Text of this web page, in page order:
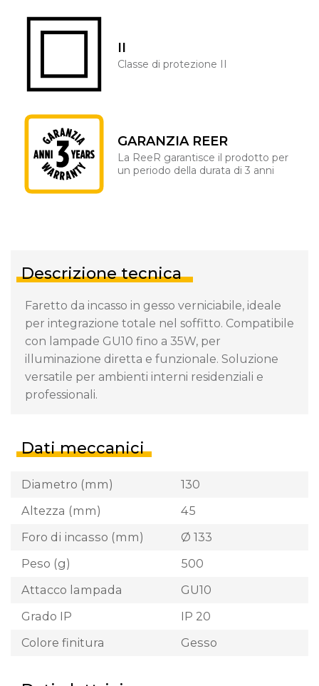
II
Classe di protezione II
GARANZIA REER
La ReeR garantisce il prodotto per
un periodo della durata di 3 anni
Descrizione tecnica
Faretto da incasso in gesso verniciabile, ideale
per integrazione totale nel soffitto. Compatibile
con lampade GU10 fino a 35W, per
illuminazione diretta e funzionale. Soluzione
versatile per ambienti interni residenziali e
professionali.
Dati meccanici
Diametro (mm)
130
Altezza (mm)
45
Foro di incasso (mm)
Ø 133
Peso (g)
500
Attacco lampada
GU10
Grado IP
IP 20
Colore finitura
Gesso